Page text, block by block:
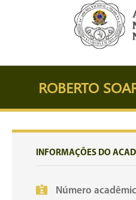
ROBERTO
INFORMAÇÕES DO
Número